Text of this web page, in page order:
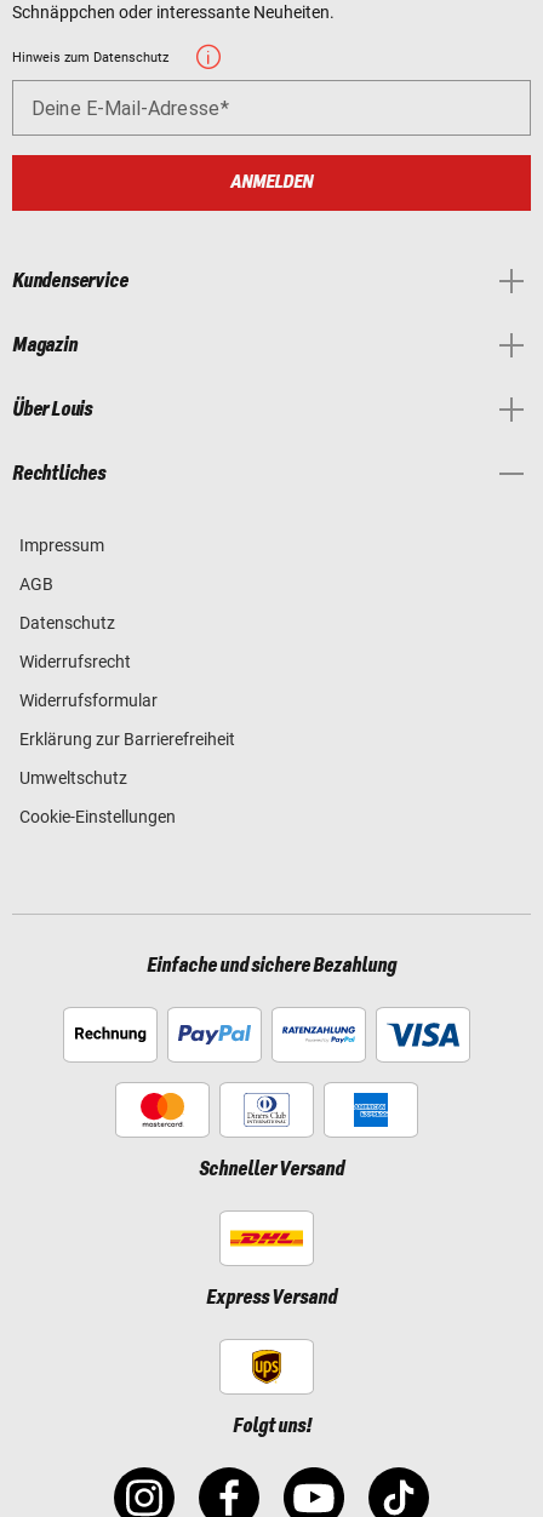
Schnäppchen oder interessante Neuheiten.
Hinweis zum Datenschutz
Deine E-Mail-Adresse
ANMELDEN
Kundenservice
Magazin
Über Louis
Rechtliches
Impressum
AGB
Datenschutz
Widerrufsrecht
Widerrufsformular
Erklärung zur Barrierefreiheit
Umweltschutz
Cookie-Einstellungen
Einfache und sichere Bezahlung
Schneller Versand
Express Versand
Folgt uns!